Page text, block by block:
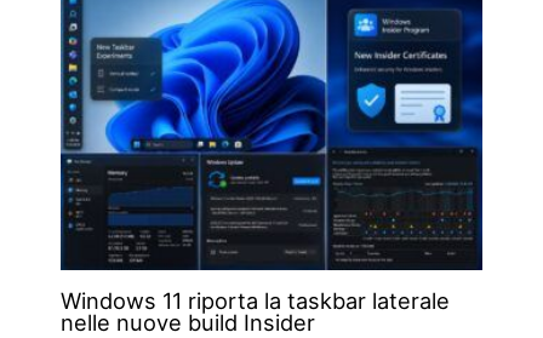
Windows 11 riporta la taskbar laterale
nelle nuove build Insider